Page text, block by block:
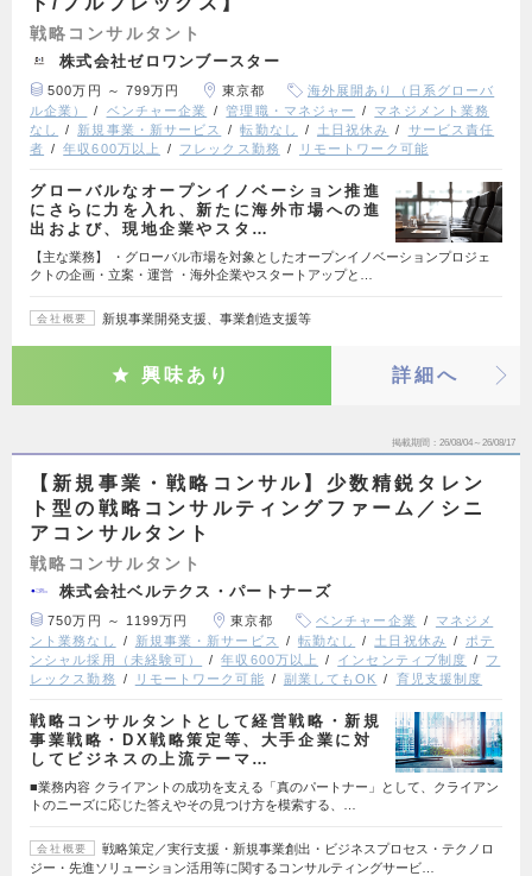
戦略コンサルタント
株式会社ゼロワンブースター
500万円 ～ 799万円 東京都
海外展開あり（日系グローバ
ル企業）
ベンチャー企業 管理職・マネジャー
マネジメント業務
なし
新規事業・新サービス 転勤なし 土日祝休み
サービス責任
者
年収600万以上 フレックス勤務 リモートワーク可能
グローバルなオープンイノベーション推進
にさらに力を入れ、新たに海外市場への進
出および、現地企業やスタ…
【主な業務】 ・グローバル市場を対象としたオープンイノベーションプロジェ
クトの企画・立案・運営 ・海外企業やスタートアップと…
会社概要 新規事業開発支援、事業創造支援等
興味あり 詳細へ
掲載期間 26/08/04～26/08/17
【新規事業・戦略コンサル】少数精鋭タレン
ト型の戦略コンサルティングファーム／シニ
アコンサルタント
戦略コンサルタント
株式会社ベルテクス・パートナーズ
750万円 ～ 1199万円 東京都 ベンチャー企業
マネジメ
ント業務なし
新規事業・新サービス 転勤なし 土日祝休み
ポテ
ンシャル採用（未経験可）
年収600万以上 インセンティブ制度
フ
レックス勤務
リモートワーク可能 副業してもOK 育児支援制度
戦略コンサルタントとして経営戦略・新規
事業戦略・DX戦略策定等、大手企業に対
してビジネスの上流テーマ…
■業務内容 クライアントの成功を支える「真のパートナー」として、クライアン
トのニーズに応じた答えやその見つけ方を模索する、…
会社概要
戦略策定／実行支援・新規事業創出・ビジネスプロセス・テクノロ
ジー・先進ソリューション活用等に関するコンサルティングサービ…